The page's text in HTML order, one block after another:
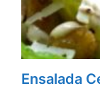
Ensalada